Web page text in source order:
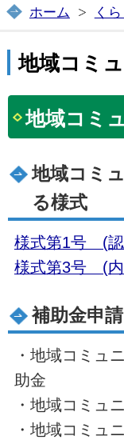
ホーム く
地域コミ
地域コミ
地域コミ
る様式
様式第1号 (認
様式第3号 (内
補助金申
・地域コミュ
助金
・地域コミュ
・地域コミュ